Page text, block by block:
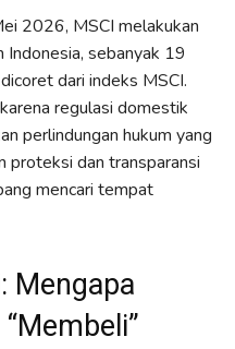
2026, MSCI melakukan
Indonesia, sebanyak 19
dari indeks MSCI.
regulasi domestik
perlindungan hukum yang
proteksi dan transparansi
mencari tempat
Mengapa